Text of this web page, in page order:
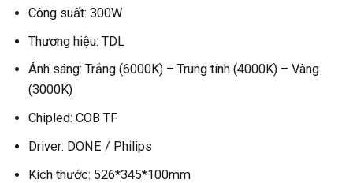
Công suất: 300W
Thương hiệu: TDL
Ánh sáng: Trắng (6000K) – Trung tính (4000K) – Vàng
(3000K)
Chipled: COB TF
Driver: DONE / Philips
Kích thước: 526*345*100mm